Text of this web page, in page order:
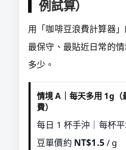
例試算）
用「咖啡豆浪費計算器
最保守、最貼近日常的
多少。
情境 A｜每天多用 1g（
費）
每日 1 杯手沖｜每杯
豆單價約 NT$1.5 / g